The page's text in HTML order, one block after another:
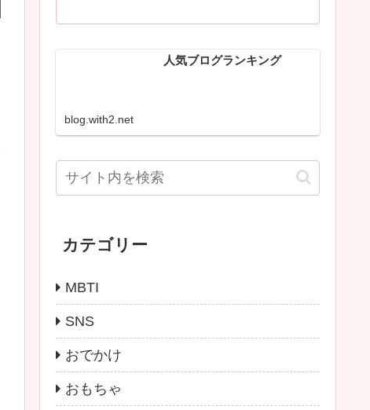
人気ブログランキング
blog.with2.net
カテゴリー
MBTI
SNS
おでかけ
おもちゃ